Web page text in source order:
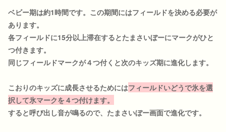
ベビー期は約1時間です。この期間にはフィールドを決める必要が
あります。
各フィールドに15分以上滞在するとたまさいぼーにマークがひと
つ付きます。
同じフィールドマークが４つ付くと次のキッズ期に進化します。
こおりのキッズに成長させるためにはフィールドいどうで氷を選
択して氷マークを４つ付けます。
すると呼び出し音が鳴るので、たまさいぼー画面で進化です。